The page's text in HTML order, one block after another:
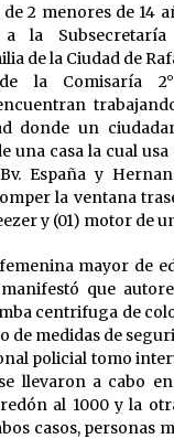
08/2026
Falleció el
tras un accidente
08/2026
2 menores de 14
a la
de la Ciudad de
la Comisaría
donde un
una casa la cual
España y
la ventana
y (01) motor de
mayor de
que
centrifuga de
de medidas de
policial tomo
llevaron a cabo
al 1000 y la
casos, personas